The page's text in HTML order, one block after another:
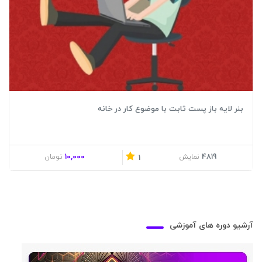
بنر لایه باز پست ثابت با موضوع کار در خانه
4819 نمایش 1
10,000 تومان
آرشیو دوره های آموزشی